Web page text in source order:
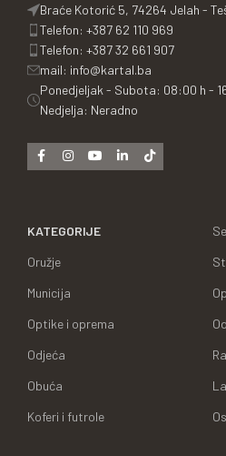
Braće Kotorić 5, 74264 Jelah -
Telefon: +387 62 110 969
Telefon: +387 32 661 907
mail: info@kartal.ba
Ponedjeljak - Subota: 08:00 h -
Nedjelja: Neradno
KATEGORIJE
Oružje
Municija
Optike i oprema
Odjeća
Obuća
Koferi i futrole